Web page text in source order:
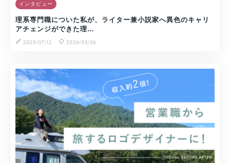
インタビュー
理系専門職についた私が、ライター兼小説家へ異色のキャリ
アチェンジができた理…
2023/07/12
2026/03/26